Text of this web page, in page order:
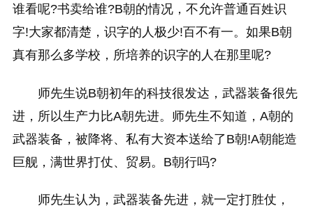
谁看呢?书卖给谁?B朝的情况，不允许普通百姓识
字!大家都清楚，识字的人极少!百不有一。如果B朝
真有那么多学校，所培养的识字的人在那里呢?
师先生说B朝初年的科技很发达，武器装备很先
进，所以生产力比A朝先进。师先生不知道，A朝的
武器装备，被降将、私有大资本送给了B朝!A朝能造
巨舰，满世界打仗、贸易。B朝行吗?
师先生认为，武器装备先进，就一定打胜仗，